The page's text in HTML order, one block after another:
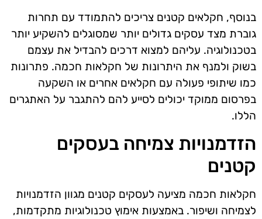
בנוסף, חקלאים קטנים צריכים להתמודד עם תחרות
גוברת מצד עסקים גדולים יותר שמסוגלים להשקיע יותר
בטכנולוגיה. עליהם למצוא דרכים להבדיל את עצמם
בשוק ולמנף את היתרונות של חקלאות חכמה. פתרונות
כמו שיתופי פעולה עם חקלאים אחרים או השקעה
בפרסום ממוקד יכולים לסייע להם להתגבר על האתגרים
הללו.
הזדמנויות צמיחה בעסקים
קטנים
חקלאות חכמה מציעה לעסקים קטנים מגוון הזדמנויות
לצמיחה ושיפור. באמצעות אימוץ טכנולוגיות מתקדמות,